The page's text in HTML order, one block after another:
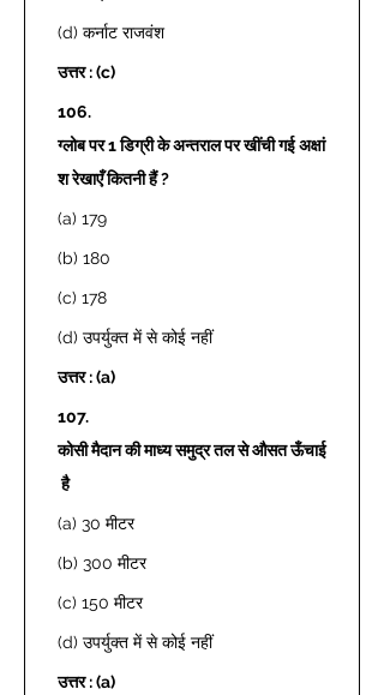
(d) कर्नाट राजवंश
उत्तर : (c)
106.
ग्लोब पर 1 डिग्री के अन्तराल पर खींची गई अक्षां
श रेखाएँ कितनी हैं ?
(a) 179
(b) 180
(c) 178
(d) उपर्युक्त में से कोई नहीं
उत्तर : (a)
107.
कोसी मैदान की माध्य समुद्र तल से औसत ऊँचाई
है
(a) 30 मीटर
(b) 300 मीटर
(c) 150 मीटर
(d) उपर्युक्त में से कोई नहीं
उत्तर : (a)